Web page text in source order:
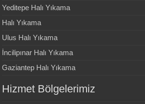
Yeditepe Halı Yıkama
Halı Yıkama
Ulus Halı Yıkama
İncilipınar Halı Yıkama
Gaziantep Halı Yıkama
Hizmet Bölgelerimiz